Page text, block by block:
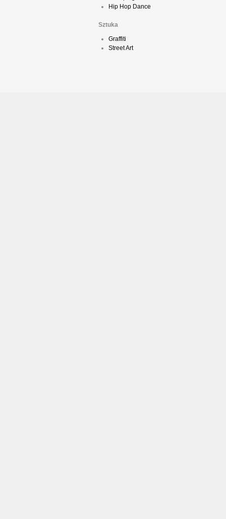
Hip Hop Dance
Sztuka
Graffiti
Street Art